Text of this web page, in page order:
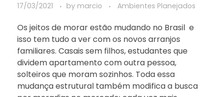
17/03/2021 by marcio Ambientes Planejados
Os jeitos de morar estão mudando no Brasil e
isso tem tudo a ver com os novos arranjos
familiares. Casais sem filhos, estudantes que
dividem apartamento com outra pessoa,
solteiros que moram sozinhos. Toda essa
mudança estrutural também modifica a busca